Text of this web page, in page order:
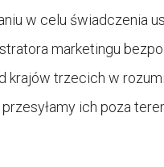
w celu świadczenia
marketingu
krajów trzecich w
ich poza